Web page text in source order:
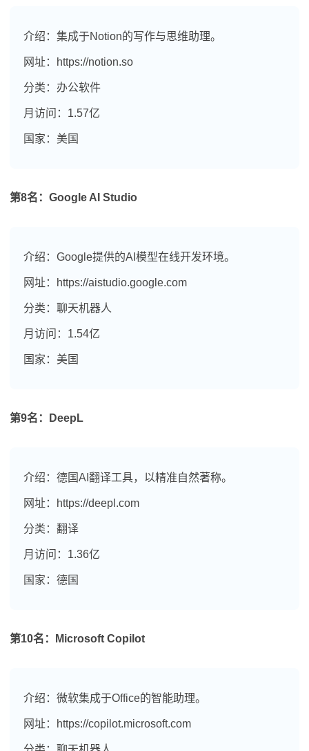
介绍：集成于Notion的写作与思维助理。
网址：https://notion.so
分类：办公软件
月访问：1.57亿
国家：美国
第8名：Google AI Studio
介绍：Google提供的AI模型在线开发环境。
网址：https://aistudio.google.com
分类：聊天机器人
月访问：1.54亿
国家：美国
第9名：DeepL
介绍：德国AI翻译工具，以精准自然著称。
网址：https://deepl.com
分类：翻译
月访问：1.36亿
国家：德国
第10名：Microsoft Copilot
介绍：微软集成于Office的智能助理。
网址：https://copilot.microsoft.com